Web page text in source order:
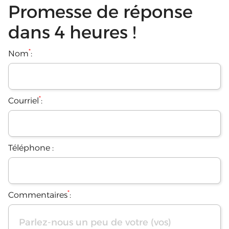
Promesse de réponse
dans 4 heures !
Nom*:
Courriel*:
Téléphone :
Commentaires*: